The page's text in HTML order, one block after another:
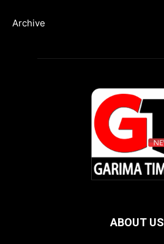
Archive
ABOUT US